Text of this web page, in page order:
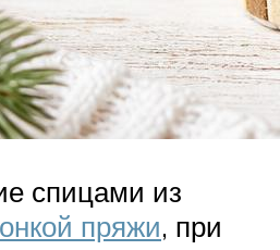
спицами из
пряжи, при